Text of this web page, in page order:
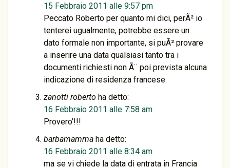
15 Febbraio 2011 alle 9:57 pm
Peccato Roberto per quanto mi dici, perÃ² io
tenterei ugualmente, potrebbe essere un
dato formale non importante, si puÃ² provare
a inserire una data qualsiasi tanto tra i
documenti richiesti non Ã¨ poi prevista alcuna
indicazione di residenza francese.
zanotti roberto ha detto:
16 Febbraio 2011 alle 7:58 am
Provero’!!!
barbamamma ha detto:
16 Febbraio 2011 alle 8:34 am
ma se vi chiede la data di entrata in Francia